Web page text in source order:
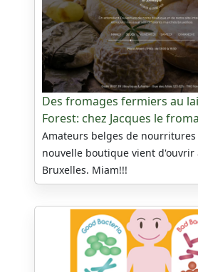
Des fromages fermiers au
Forest: chez Jacques le
Amateurs belges de
nouvelle boutique vient d'ouvrir
Bruxelles. Miam!!!